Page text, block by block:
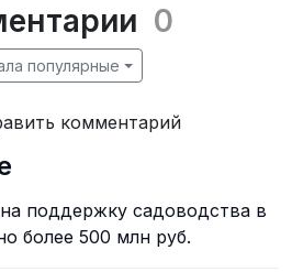
0
популярные
комментарий
поддержку садоводства в
более 500 млн руб.